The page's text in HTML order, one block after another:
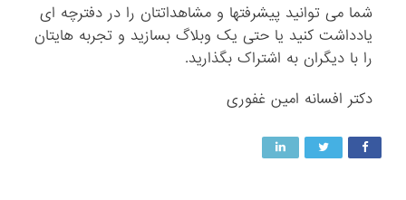
شما می توانید پیشرفتها و مشاهداتتان را در دفترچه ای
یادداشت کنید یا حتی یک وبلاگ بسازید و تجربه هایتان
را با دیگران به اشتراک بگذارید.
دکتر افسانه امین غفوری